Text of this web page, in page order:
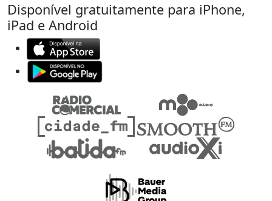
Disponível gratuitamente para iPhone,
iPad e Android